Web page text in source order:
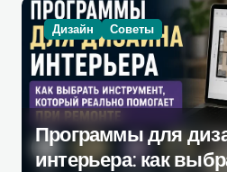
Дизайн Советы
Программы для
интерьера: как